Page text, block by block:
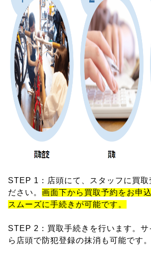
STEP 1：店頭にて、スタッフに買取
ださい。 画面下から買取予約をお申
スムーズに手続きが可能です。
STEP 2：買取手続きを行います。サ
ら店頭で防犯登録の抹消も可能です